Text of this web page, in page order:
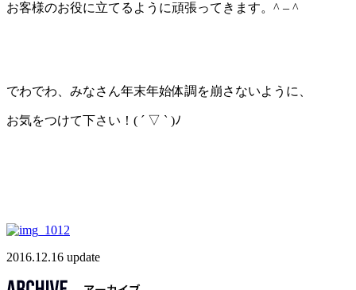
お客様のお役に立てるように頑張ってきます。^ – ^
でわでわ、みなさん年末年始体調を崩さないように、
お気をつけて下さい！( ´ ▽ ` )ﾉ
2016.12.16 update